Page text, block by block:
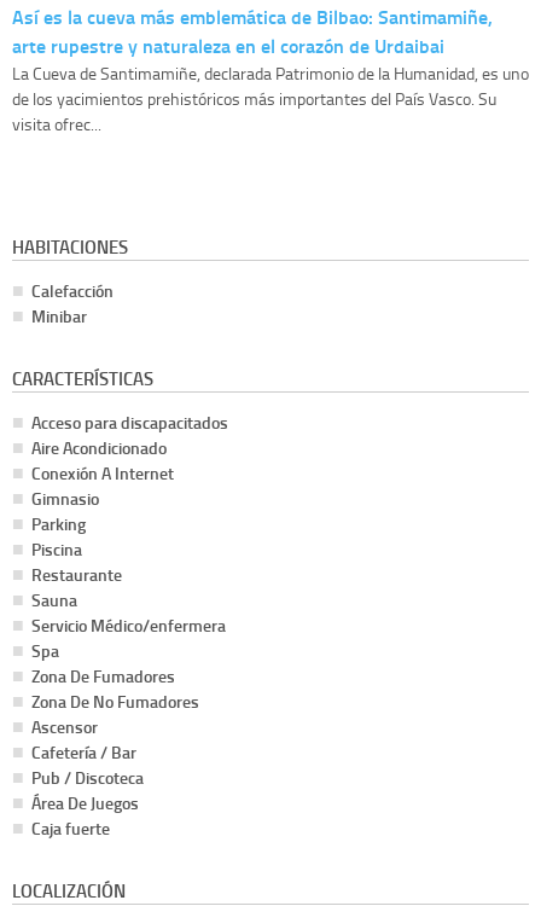
Así es la cueva más emblemática de Bilbao: Santimamiñe,
arte rupestre y naturaleza en el corazón de Urdaibai
La Cueva de Santimamiñe, declarada Patrimonio de la Humanidad, es uno
de los yacimientos prehistóricos más importantes del País Vasco. Su
visita ofrec...
HABITACIONES
Calefacción
Minibar
CARACTERÍSTICAS
Acceso para discapacitados
Aire Acondicionado
Conexión A Internet
Gimnasio
Parking
Piscina
Restaurante
Sauna
Servicio Médico/enfermera
Spa
Zona De Fumadores
Zona De No Fumadores
Ascensor
Cafetería / Bar
Pub / Discoteca
Área De Juegos
Caja fuerte
LOCALIZACIÓN